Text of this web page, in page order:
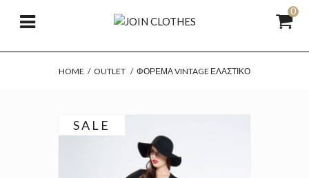
0
HOME / OUTLET / ΦΌΡΕΜΑ VINTAGE ΕΛΑΣΤΙΚΌ
SALE